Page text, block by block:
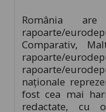
România
rapoarte/
Comparativ,
rapoarte/
rapoarte/
naţionale
fost cea mai
redactate, cu